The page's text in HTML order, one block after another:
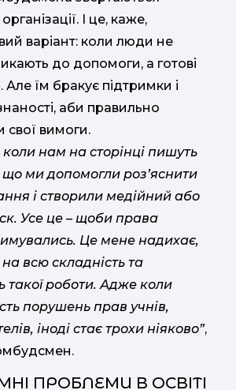
І це, каже,
варіант: коли люди не
до допомоги, а готові
Але їм бракує підтримки і
аби правильно
вимоги.
нам на сторінці пишуть
що ми допомогли роз’яснити
і створили медійний або
Усе це – щоби права
Це мене надихає,
всю складність та
такої роботи. Адже коли
порушень прав учнів,
іноді стає трохи ніяково”,
ПРОБЛЕМИ В ОСВІТІ